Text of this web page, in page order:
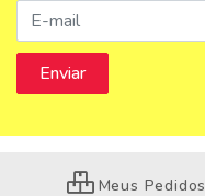
Meus Pedidos